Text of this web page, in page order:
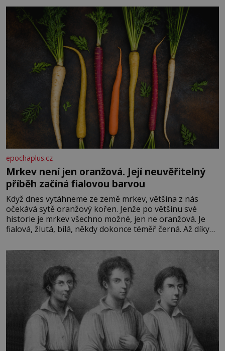
Je to opravdu tak, s věkem jako kdyby se paměť
rozhodla stávkovat. Cvičte
epochaplus.cz
Mrkev není jen oranžová. Její neuvěřitelný
příběh začíná fialovou barvou
Když dnes vytáhneme ze země mrkev, většina z nás
očekává sytě oranžový kořen. Jenže po většinu své
historie je mrkev všechno možné, jen ne oranžová. Je
fialová, žlutá, bílá, někdy dokonce téměř černá. Až díky
bez které si českou zahradu ani nedokážeme představit.